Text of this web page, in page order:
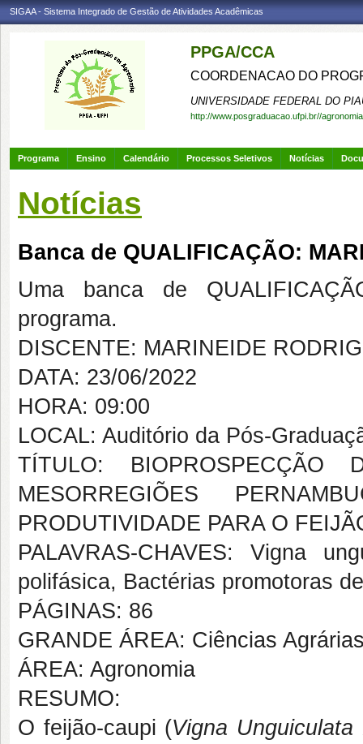
SIGAA - Sistema Integrado de Gestão de Atividades Acadêmicas
PPGA/CCA
COORDENACAO DO
UNIVERSIDADE FEDERAL DO
http://www.posgraduacao.ufpi.br//agronomia
Programa Ensino Calendário Processos Seletivos Notícias
Notícias
Banca de QUALIFICAÇÃO:
Uma banca de
programa.
DISCENTE: MARINEIDE
DATA: 23/06/2022
HORA: 09:00
LOCAL: Auditório da Pós-
TÍTULO: BIOPROSPECÇÃO
MESORREGIÕES
PRODUTIVIDADE PARA O
PALAVRAS-CHAVES: Vigna
polifásica, Bactérias promotoras
PÁGINAS: 86
GRANDE ÁREA: Ciências
ÁREA: Agronomia
RESUMO:
O feijão-caupi (Vigna Unguiculata